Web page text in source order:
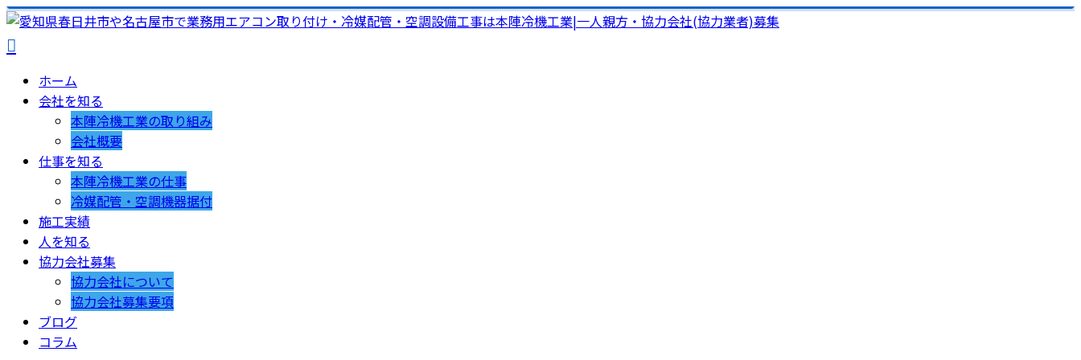
ホーム
会社を知る
本陣冷機工業の取り組み
会社概要
仕事を知る
本陣冷機工業の仕事
冷媒配管・空調機器据付
施工実績
人を知る
協力会社募集
協力会社について
協力会社募集要項
ブログ
コラム